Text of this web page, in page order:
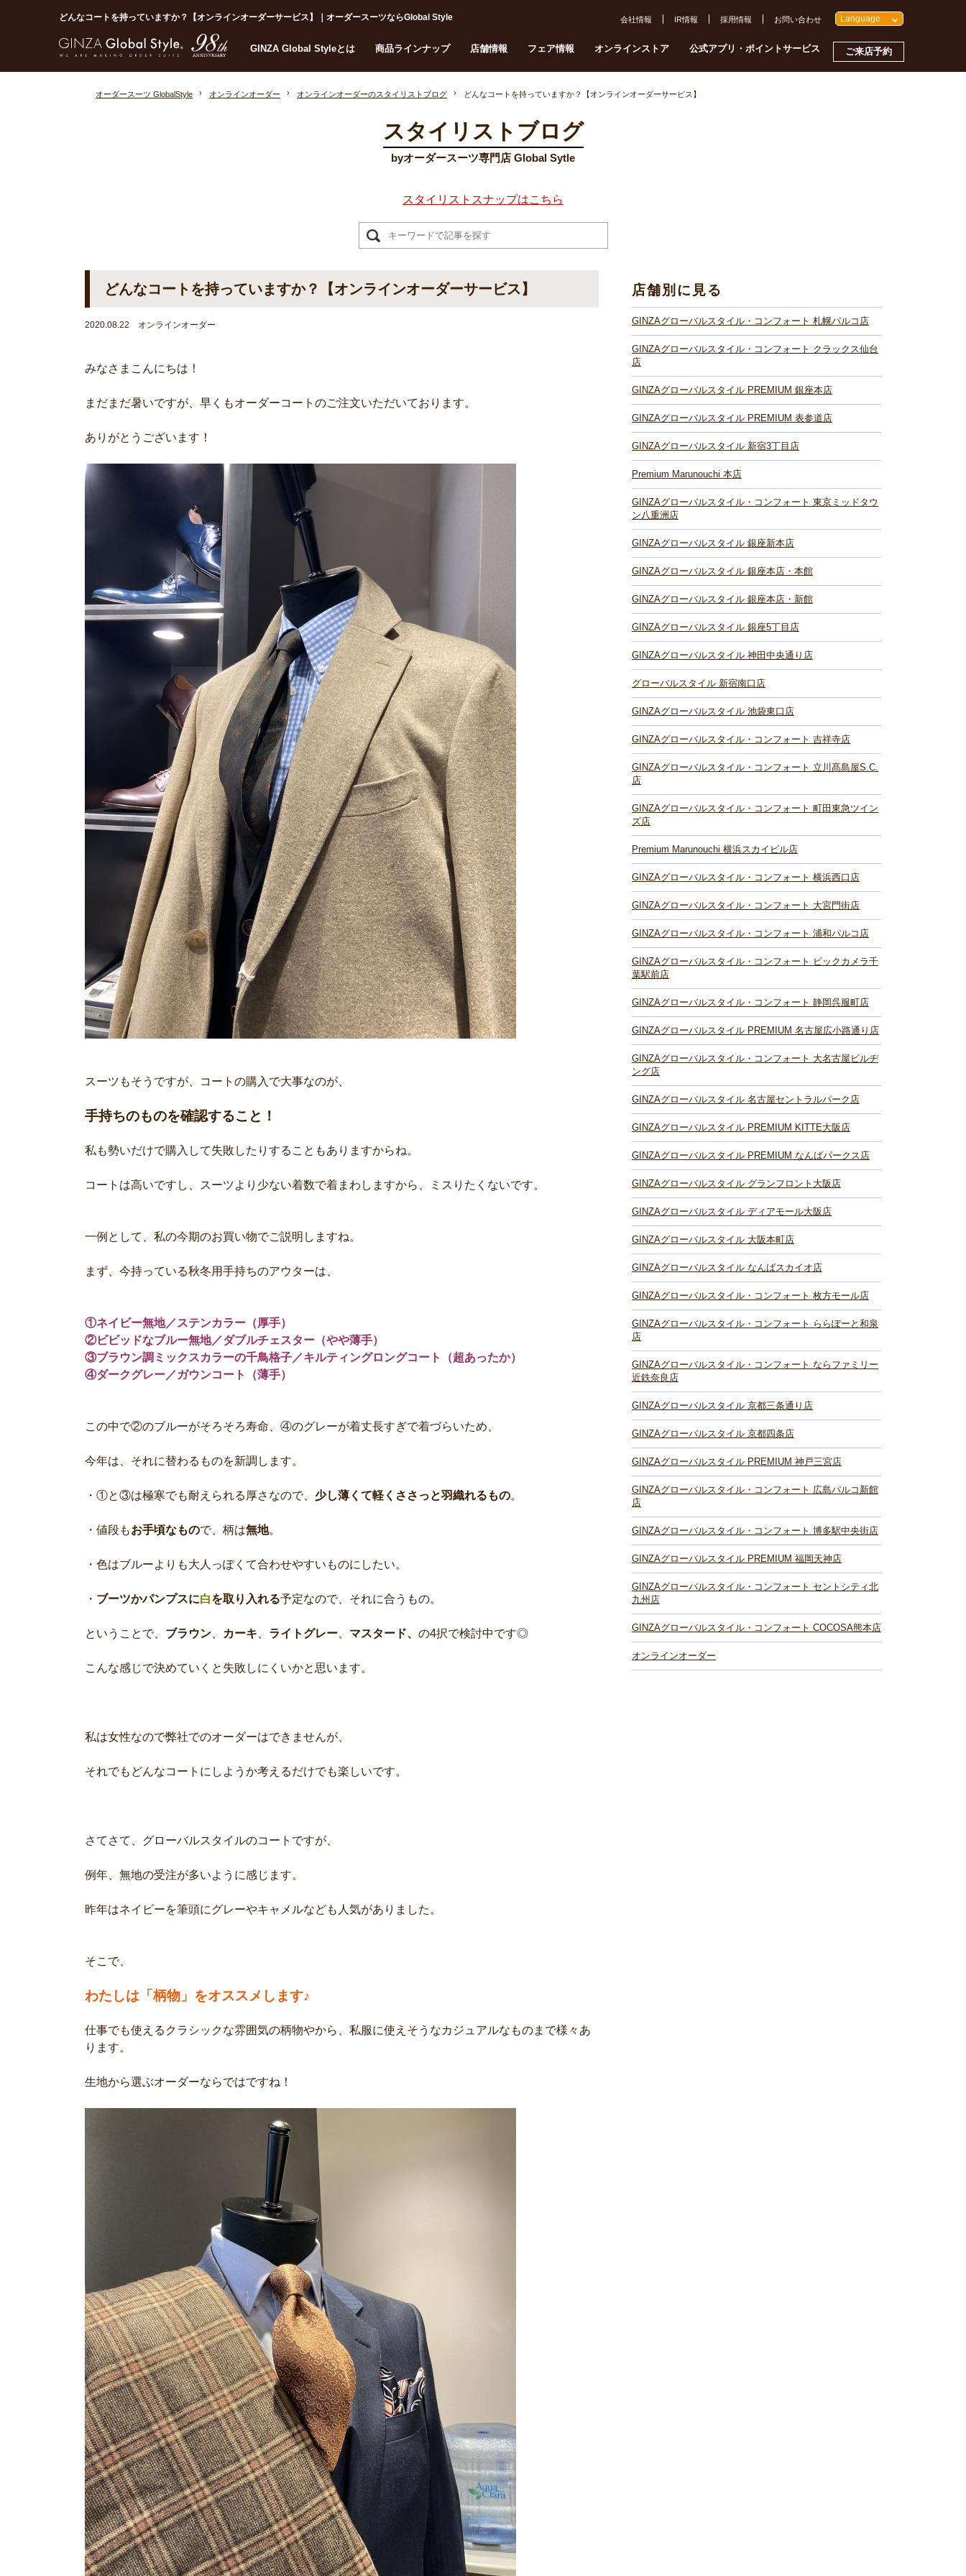
どんなコートを持っていますか？【オンラインオーダーサービス】｜オーダースーツならGlobal Style
GINZA Global Styleとは 商品ラインナップ 店舗情報 フェア情報 オンラインストア 公式アプリ・ポイントサービス ご来店予約
会社情報 IR情報 採用情報 お問い合わせ Language
オーダースーツ GlobalStyle オンラインオーダー オンラインオーダーのスタイリストブログ どんなコートを持っていますか？【オンラインオーダーサービス】
スタイリストブログ
byオーダースーツ専門店 Global Sytle
スタイリストスナップはこちら
どんなコートを持っていますか？【オンラインオーダーサービス】
2020.08.22 オンラインオーダー
みなさまこんにちは！
まだまだ暑いですが、早くもオーダーコートのご注文いただいております。
ありがとうございます！
スーツもそうですが、コートの購入で大事なのが、
手持ちのものを確認すること！
私も勢いだけで購入して失敗したりすることもありますからね。
コートは高いですし、スーツより少ない着数で着まわしますから、ミスりたくないです。
一例として、私の今期のお買い物でご説明しますね。
まず、今持っている秋冬用手持ちのアウターは、
①ネイビー無地／ステンカラー（厚手）
②ビビッドなブルー無地／ダブルチェスター（やや薄手）
③ブラウン調ミックスカラーの千鳥格子／キルティングロングコート（超あったか）
④ダークグレー／ガウンコート（薄手）
この中で②のブルーがそろそろ寿命、④のグレーが着丈長すぎで着づらいため、
今年は、それに替わるものを新調します。
・①と③は極寒でも耐えられる厚さなので、 少し薄くて軽くささっと羽織れるもの。
・値段もお手頃なもので、柄は無地。
・色はブルーよりも大人っぽくて合わせやすいものにしたい。
・ ブーツかパンプスに白を取り入れる予定なので、それに合うもの。
ということで、 ブラウン カーキ ライトグレー マスタード、 の4択で検討中です◎
こんな感じで決めていくと失敗しにくいかと思います。
私は女性なので弊社でのオーダーはできませんが、
それでもどんなコートにしようか考えるだけでも楽しいです。
さてさて、グローバルスタイルのコートですが、
例年、無地の受注が多いように感じます。
昨年はネイビーを筆頭にグレーやキャメルなども人気がありました。
そこで、
わたしは「柄物 」をオススメします♪
仕事でも使えるクラシックな雰囲気の柄物やから、私服に使えそうなカジュアルなものまで様々あ
ります。
生地から選ぶオーダーならではですね！
店舗別に見る
GINZAグローバルスタイル・コンフォート 札幌パルコ店
GINZAグローバルスタイル・コンフォート クラックス仙台
店
GINZAグローバルスタイル PREMIUM 銀座本店
GINZAグローバルスタイル PREMIUM 表参道店
GINZAグローバルスタイル 新宿3丁目店
Premium Marunouchi 本店
GINZAグローバルスタイル・コンフォート 東京ミッドタウ
ン八重洲店
GINZAグローバルスタイル 銀座新本店
GINZAグローバルスタイル 銀座本店・本館
GINZAグローバルスタイル 銀座本店・新館
GINZAグローバルスタイル 銀座5丁目店
GINZAグローバルスタイル 神田中央通り店
グローバルスタイル 新宿南口店
GINZAグローバルスタイル 池袋東口店
GINZAグローバルスタイル・コンフォート 吉祥寺店
GINZAグローバルスタイル・コンフォート 立川髙島屋S.C.
店
GINZAグローバルスタイル・コンフォート 町田東急ツイン
ズ店
Premium Marunouchi 横浜スカイビル店
GINZAグローバルスタイル・コンフォート 横浜西口店
GINZAグローバルスタイル・コンフォート 大宮門街店
GINZAグローバルスタイル・コンフォート 浦和パルコ店
GINZAグローバルスタイル・コンフォート ビックカメラ千
葉駅前店
GINZAグローバルスタイル・コンフォート 静岡呉服町店
GINZAグローバルスタイル PREMIUM 名古屋広小路通り店
GINZAグローバルスタイル・コンフォート 大名古屋ビルヂ
ング店
GINZAグローバルスタイル 名古屋セントラルパーク店
GINZAグローバルスタイル PREMIUM KITTE大阪店
GINZAグローバルスタイル PREMIUM なんばパークス店
GINZAグローバルスタイル グランフロント大阪店
GINZAグローバルスタイル ディアモール大阪店
GINZAグローバルスタイル 大阪本町店
GINZAグローバルスタイル なんばスカイオ店
GINZAグローバルスタイル・コンフォート 枚方モール店
GINZAグローバルスタイル・コンフォート ららぽーと和泉
店
GINZAグローバルスタイル・コンフォート ならファミリー
近鉄奈良店
GINZAグローバルスタイル 京都三条通り店
GINZAグローバルスタイル 京都四条店
GINZAグローバルスタイル PREMIUM 神戸三宮店
GINZAグローバルスタイル・コンフォート 広島パルコ新館
店
GINZAグローバルスタイル・コンフォート 博多駅中央街店
GINZAグローバルスタイル PREMIUM 福岡天神店
GINZAグローバルスタイル・コンフォート セントシティ北
九州店
GINZAグローバルスタイル・コンフォート COCOSA熊本店
オンラインオーダー